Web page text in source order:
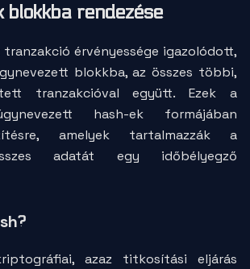
blokkba rendezése
érvényessége igazolódott,
blokkba, az összes többi,
tranzakcióval együtt. Ezek a
hash-ek formájában
amelyek tartalmazzák a
adatát egy időbélyegző
?
azaz titkosítási eljárás